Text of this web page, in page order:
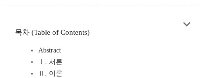
목차 (Table of Contents)
Abstract
Ⅰ. 서론
Ⅱ. 이론